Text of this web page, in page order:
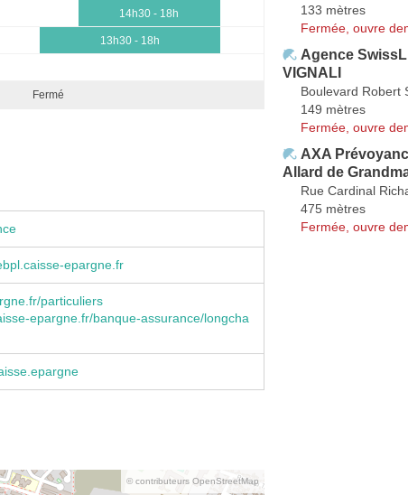
14h30 - 18h
13h30 - 18h
Fermé
epargne.fr
particuliers
epargne.fr/banque-assurance/longcha
© contributeurs OpenStreetMap
133 mètres
Fermée, ouvre
Agence
VIGNALI
Boulevard Robert
149 mètres
Fermée, ouvre
AXA
Allard de
Rue Cardinal
475 mètres
Fermée, ouvre